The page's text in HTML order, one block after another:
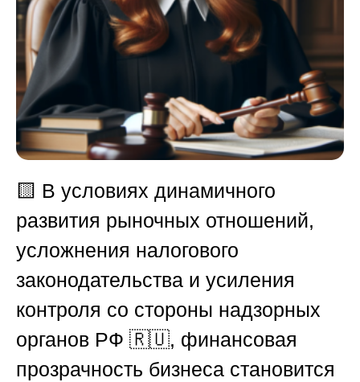
🟨 В условиях динамичного
развития рыночных отношений,
усложнения налогового
законодательства и усиления
контроля со стороны надзорных
органов РФ 🇷🇺, финансовая
прозрачность бизнеса становится